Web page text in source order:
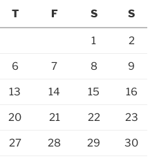
T F S S
1 2
6 7 8 9
13 14 15 16
20 21 22 23
27 28 29 30